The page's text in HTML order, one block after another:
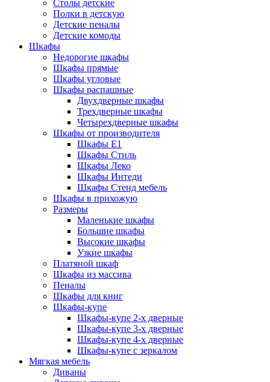
Столы детские
Полки в детскую
Детские пеналы
Детские комоды
Шкафы
Недорогие шкафы
Шкафы прямые
Шкафы угловые
Шкафы распашные
Двухдверные шкафы
Трехдверные шкафы
Четырехдверные шкафы
Шкафы от производителя
Шкафы E1
Шкафы Стиль
Шкафы Леко
Шкафы Интеди
Шкафы Стенд мебель
Шкафы в прихожую
Размеры
Маленькие шкафы
Большие шкафы
Высокие шкафы
Узкие шкафы
Платяной шкаф
Шкафы из массива
Пеналы
Шкафы для книг
Шкафы-купе
Шкафы-купе 2-х дверные
Шкафы-купе 3-х дверные
Шкафы-купе 4-х дверные
Шкафы-купе с зеркалом
Мягкая мебель
Диваны